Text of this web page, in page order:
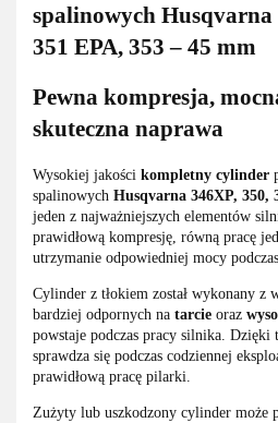
spalinowych Husqvarna
351 EPA, 353 – 45 mm
Pewna kompresja,
skuteczna naprawa
Wysokiej jakości kompletny cylinder
spalinowych Husqvarna 346XP, 350,
jeden z najważniejszych elementów
prawidłową kompresję, równą pracę
utrzymanie odpowiedniej mocy
Cylinder z tłokiem został wykonany z
bardziej odpornych na tarcie oraz
powstaje podczas pracy silnika. Dzięki
sprawdza się podczas codziennej
prawidłową pracę pilarki.
Zużyty lub uszkodzony cylinder może